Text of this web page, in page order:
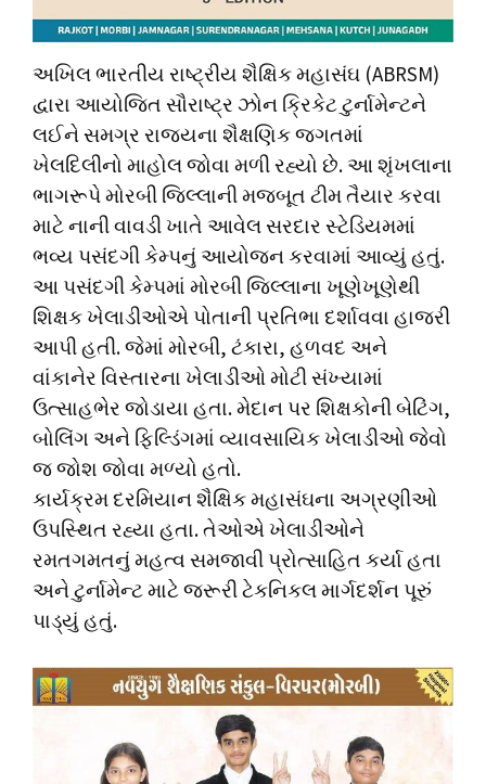
અખિલ ભારતીય રાષ્ટ્રીય શૈક્ષિક મહાસંઘ (ABRSM)
દ્વારા આયોજિત સૌરાષ્ટ્ર ઝોન ક્રિકેટ ટુર્નામેન્ટને
લઈને સમગ્ર રાજ્યના શૈક્ષણિક જગતમાં
ખેલદિલીનો માહોલ જોવા મળી રહ્યો છે. આ શૃંખલાના
ભાગરૂપે મોરબી જિલ્લાની મજબૂત ટીમ તૈયાર કરવા
માટે નાની વાવડી ખાતે આવેલ સરદાર સ્ટેડિયમમાં
ભવ્ય પસંદગી કેમ્પનું આયોજન કરવામાં આવ્યું હતું.
આ પસંદગી કેમ્પમાં મોરબી જિલ્લાના ખૂણેખૂણેથી
શિક્ષક ખેલાડીઓએ પોતાની પ્રતિભા દર્શાવવા હાજરી
આપી હતી. જેમાં મોરબી, ટંકારા, હળવદ અને
વાંકાનેર વિસ્તારના ખેલાડીઓ મોટી સંખ્યામાં
ઉત્સાહભેર જોડાયા હતા. મેદાન પર શિક્ષકોની બેટિંગ,
બોલિંગ અને ફિલ્ડિંગમાં વ્યાવસાયિક ખેલાડીઓ જેવો
જ જોશ જોવા મળ્યો હતો.
કાર્યક્રમ દરમિયાન શૈક્ષિક મહાસંઘના અગ્રણીઓ
ઉપસ્થિત રહ્યા હતા. તેઓએ ખેલાડીઓને
રમતગમતનું મહત્વ સમજાવી પ્રોત્સાહિત કર્યા હતા
અને ટુર્નામેન્ટ માટે જરૂરી ટેકનિકલ માર્ગદર્શન પૂરું
પાડ્યું હતું.